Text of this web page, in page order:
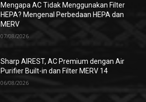
Mengapa AC Tidak Menggunakan Filter
HEPA? Mengenal Perbedaan HEPA dan
MERV
07/08/2026
Sharp AIREST, AC Premium dengan Air
Purifier Built-in dan Filter MERV 14
06/08/2026